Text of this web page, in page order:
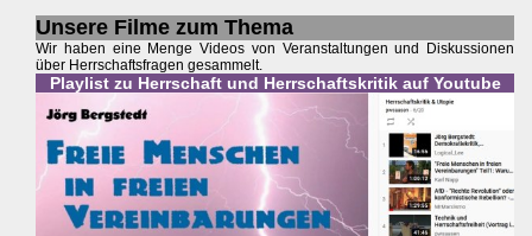
Unsere Filme zum Thema
Wir haben eine Menge Videos von Veranstaltungen und Diskussionen
über Herrschaftsfragen gesammelt.
Playlist zu Herrschaft und Herrschaftskritik auf Youtube